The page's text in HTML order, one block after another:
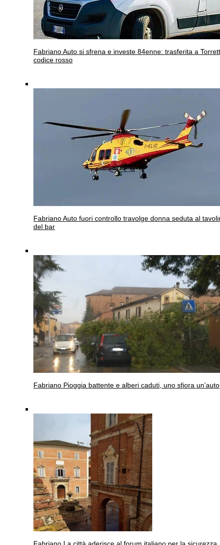
Fabriano Auto si sfrena e investe 84enne: trasferita a
codice rosso
Fabriano Auto fuori controllo travolge donna seduta al
del bar
Fabriano Pioggia battente e alberi caduti, uno sfiora un’auto